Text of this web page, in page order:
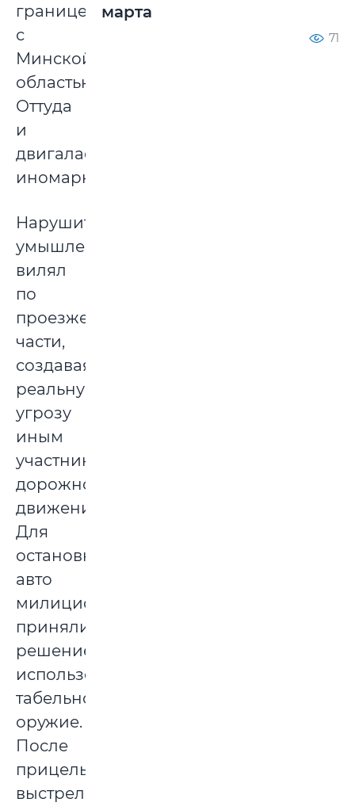
границе
с
Минской
областью.
Оттуда
и
двигалась
иномарка.
Нарушитель
умышленно
вилял
по
проезжей
части,
создавая
реальную
угрозу
иным
участникам
дорожного
движения.
Для
остановки
авто
милиционеры
приняли
решение
использовать
табельное
оружие.
После
прицельных
выстрелов
марта
71